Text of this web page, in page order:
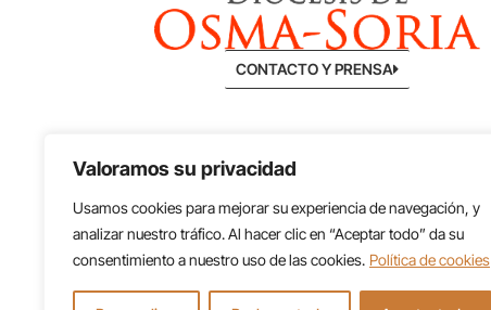
Valoramos su privacidad
Usamos cookies para mejorar su experiencia de navegación, y
analizar nuestro tráfico. Al hacer clic en “Aceptar todo” da su
consentimiento a nuestro uso de las cookies. Política de cookies
CONTACTO Y PRENSA